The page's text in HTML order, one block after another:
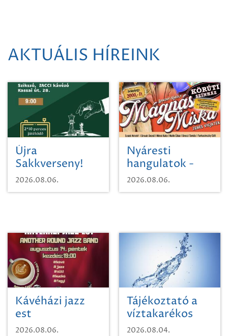
AKTUÁLIS HÍREINK
Újra
Sakkverseny!
2026.08.06.
Nyáresti
hangulatok -
Mágnás Miska
2026.08.06.
Kávéházi jazz
est
2026.08.06.
Tájékoztató a
víztakarékos
vízhasználatról
2026.08.04.